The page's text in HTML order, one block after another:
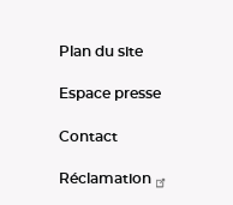
Plan du site
Espace presse
Contact
Réclamation